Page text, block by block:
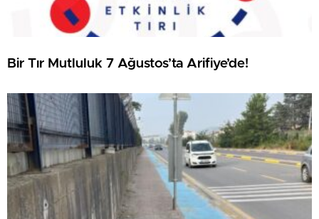
Bir Tır Mutluluk 7 Ağustos’ta Arifiye’de!